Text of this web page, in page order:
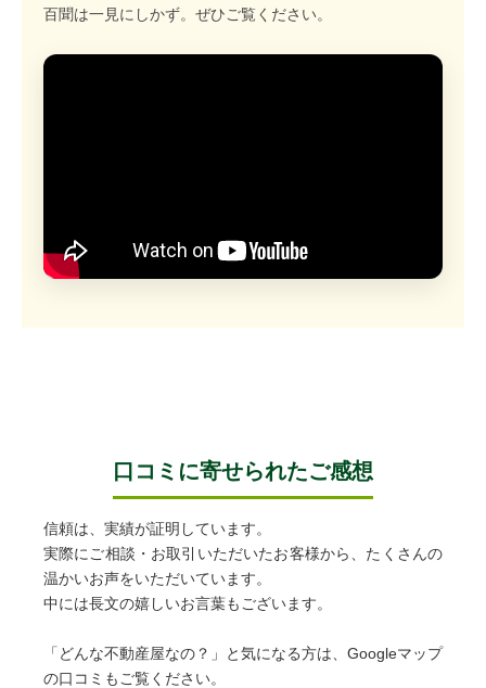
百聞は一見にしかず。ぜひご覧ください。
口コミに寄せられたご感想
信頼は、実績が証明しています。
実際にご相談・お取引いただいたお客様から、たくさんの
温かいお声をいただいています。
中には長文の嬉しいお言葉もございます。
「どんな不動産屋なの？」と気になる方は、Googleマップ
の口コミもご覧ください。